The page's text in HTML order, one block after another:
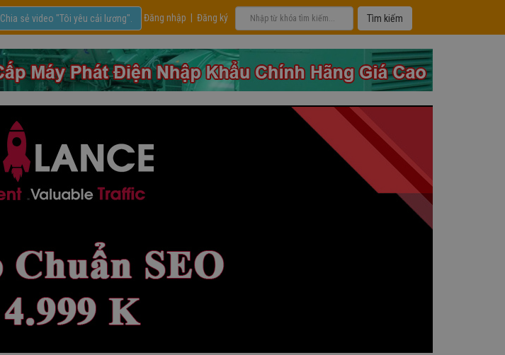
Đăng nhập Đăng ký
Chia sẻ video "Tôi yêu cải lương".